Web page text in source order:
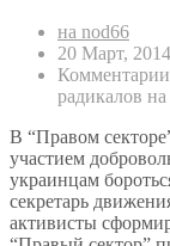
на nod66
20 Март, 2014
Комментарии
радикалов
В “Правом
участием
украинцам
секретарь
активисты